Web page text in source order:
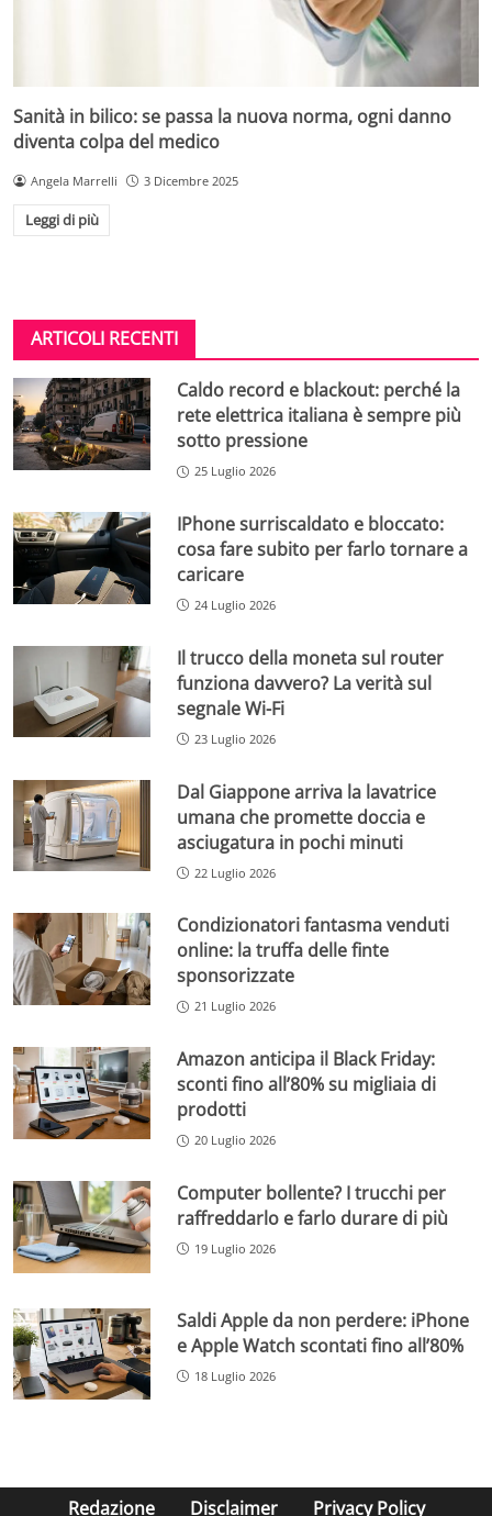
Sanità in bilico: se passa la nuova norma, ogni danno
diventa colpa del medico
Angela Marrelli 3 Dicembre 2025
Leggi di più
ARTICOLI RECENTI
Caldo record e blackout: perché la
rete elettrica italiana è sempre più
sotto pressione
25 Luglio 2026
IPhone surriscaldato e bloccato:
cosa fare subito per farlo tornare a
caricare
24 Luglio 2026
Il trucco della moneta sul router
funziona davvero? La verità sul
segnale Wi-Fi
23 Luglio 2026
Dal Giappone arriva la lavatrice
umana che promette doccia e
asciugatura in pochi minuti
22 Luglio 2026
Condizionatori fantasma venduti
online: la truffa delle finte
sponsorizzate
21 Luglio 2026
Amazon anticipa il Black Friday:
sconti fino all’80% su migliaia di
prodotti
20 Luglio 2026
Computer bollente? I trucchi per
raffreddarlo e farlo durare di più
19 Luglio 2026
Saldi Apple da non perdere: iPhone
e Apple Watch scontati fino all’80%
18 Luglio 2026
Redazione Disclaimer Privacy Policy